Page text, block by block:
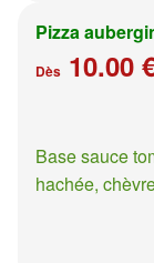
Pizza
Dès 10.00
Base sauce
hachée,